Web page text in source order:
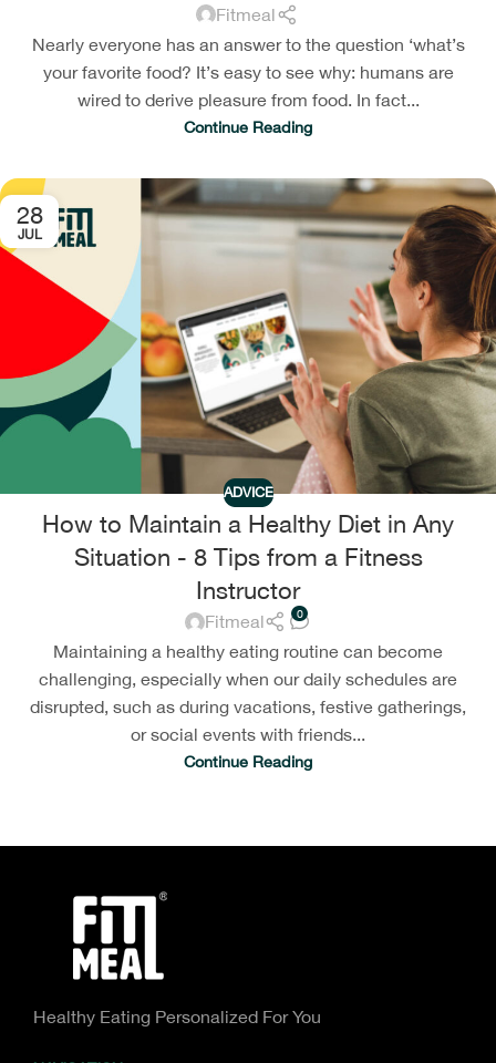
Fitmeal
Nearly everyone has an answer to the question ‘what’s
your favorite food? It’s easy to see why: humans are
wired to derive pleasure from food. In fact...
Continue Reading
28
JUL
ADVICE
How to Maintain a Healthy Diet in Any
Situation - 8 Tips from a Fitness
Instructor
Fitmeal 0
Maintaining a healthy eating routine can become
challenging, especially when our daily schedules are
disrupted, such as during vacations, festive gatherings,
or social events with friends...
Continue Reading
Healthy Eating Personalized For You